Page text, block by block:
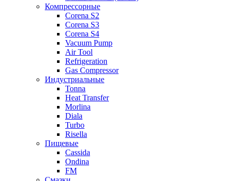
Компрессорные
Corena S2
Corena S3
Corena S4
Vacuum Pump
Air Tool
Refrigeration
Gas Compressor
Индустриальные
Tonna
Heat Transfer
Morlina
Diala
Turbo
Risella
Пищевые
Cassida
Ondina
FM